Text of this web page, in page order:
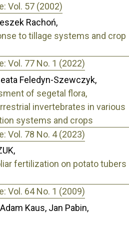
Vol. 57 (2002)
Rachoń,
to tillage systems and crop
Vol. 77 No. 1 (2022)
Feledyn-Szewczyk,
of segetal flora,
invertebrates in various
systems and crops
Vol. 78 No. 4 (2023)
fertilization on potato tubers
Vol. 64 No. 1 (2009)
Kaus, Jan Pabin,